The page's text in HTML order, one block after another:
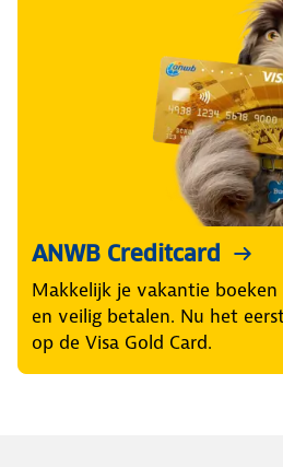
ANWB Creditcard
Makkelijk je vakantie
en veilig betalen. Nu het
op de Visa Gold Card.